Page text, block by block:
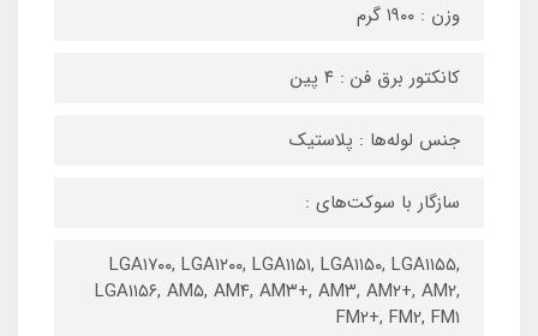
وزن : ۱۹۰۰ گرم
کانکتور برق فن : ۴ پین
جنس لوله‌ها : پلاستیک
سازگار با سوکت‌های :
LGA۱۷۰۰, LGA۱۲۰۰, LGA۱۱۵۱, LGA۱۱۵۰, LGA۱۱۵۵,
LGA۱۱۵۶, AM۵, AM۴, AM۳+, AM۳, AM۲+, AM۲,
FM۲+, FM۲, FM۱